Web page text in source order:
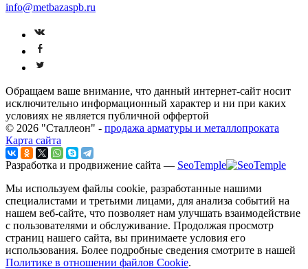
info@metbazaspb.ru
Обращаем ваше внимание, что данный интернет-сайт носит
исключительно информационный характер и ни при каких
условиях не является публичной оффертой
© 2026 "Сталлеон" - продажа арматуры и металлопроката
Карта сайта
Разработка и продвижение сайта — SeoTemple
Мы используем файлы cookie, разработанные нашими
специалистами и третьими лицами, для анализа событий на
нашем веб-сайте, что позволяет нам улучшать взаимодействие
с пользователями и обслуживание. Продолжая просмотр
страниц нашего сайта, вы принимаете условия его
использования. Более подробные сведения смотрите в нашей
Политике в отношении файлов Cookie.